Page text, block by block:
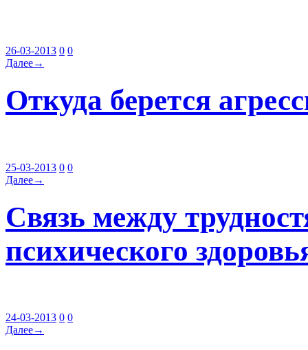
26-03-2013 0 0
Далее→
Откуда берется
25-03-2013 0 0
Далее→
Связь между
психического
24-03-2013 0 0
Далее→